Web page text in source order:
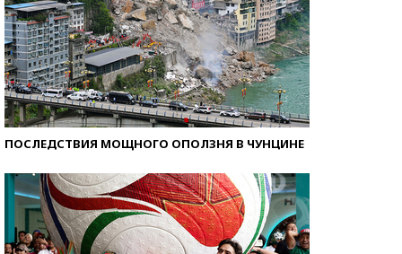
ПОСЛЕДСТВИЯ МОЩНОГО ОПОЛЗНЯ В ЧУНЦИНЕ